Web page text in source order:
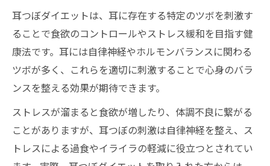
耳つぼダイエットは、耳に存在する特定のツボを刺激す
ることで食欲のコントロールやストレス緩和を目指す健
康法です。耳には自律神経やホルモンバランスに関わる
ツボが多く、これらを適切に刺激することで心身のバラ
ンスを整える効果が期待できます。
ストレスが溜まると食欲が増したり、体調不良に繋がる
ことがありますが、耳つぼの刺激は自律神経を整え、ス
トレスによる過食やイライラの軽減に役立つとされてい